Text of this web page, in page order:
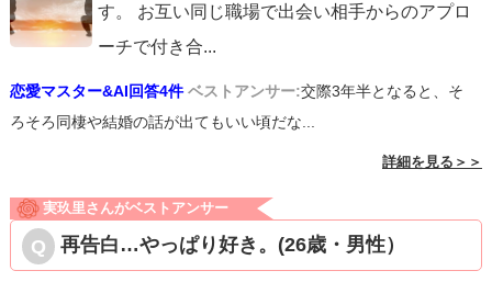
す。 お互い同じ職場で出会い相手からのアプロ
ーチで付き合...
恋愛マスター&AI回答4件 ベストアンサー:交際3年半となると、そ
ろそろ同棲や結婚の話が出てもいい頃だな...
詳細を見る＞＞
実玖里さんがベストアンサー
再告白…やっぱり好き。(26歳・男性）